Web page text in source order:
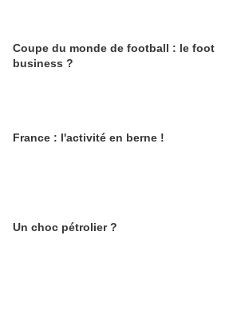
Coupe du monde de football : le foot
business ?
France : l'activité en berne !
Un choc pétrolier ?